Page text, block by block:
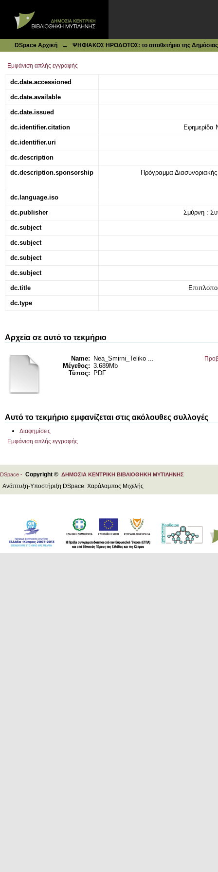
DSpace Αρχική → ΨΗΦΙΑΚΟΣ ΗΡΟΔΟΤΟΣ: το αποθετήριο της Δημόσιας
Εμφάνιση απλής εγγραφής
dc.date.accessioned
dc.date.available
dc.date.issued
dc.identifier.citation Εφημερίδα
dc.identifier.uri
dc.description
dc.description.sponsorship Πρόγραμμα
dc.language.iso
dc.publisher Σμύρνη :
dc.subject
dc.subject
dc.subject
dc.subject
dc.title
dc.type
Αρχεία σε αυτό το τεκμήριο
Name:
Nea_Smirni_Teliko ...
Μέγεθος: 3.689Mb
Τύπος:
PDF
Αυτό το τεκμήριο εμφανίζεται στις ακόλουθες συλλογές
Διαφημίσεις
Εμφάνιση απλής εγγραφής
DSpace - Copyright © ΔΗΜΟΣΙΑ ΚΕΝΤΡΙΚΗ ΒΙΒΛΙΟΘΗΚΗ ΜΥΤΙΛΗΝΗΣ
Ανάπτυξη-Υποστήριξη DSpace: Χαράλαμπος Μιχελής